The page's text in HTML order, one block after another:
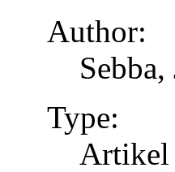
Author:
Sebba,
Type:
Artikel